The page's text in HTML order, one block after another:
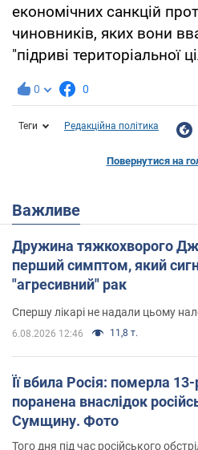
економічних санкцій
чиновників, яких вони
"підриві територіальної
0 0
Теги Редакційна політика
Повернутися на
Важливе
Дружина тяжкохворого
перший симптом, який
"агресивний" рак
Спершу лікарі не надали цьому
6.08.2026 12:46 11,8 т.
Її вбила Росія: померла
поранена внаслідок
Сумщину. Фото
Того дня під час російського